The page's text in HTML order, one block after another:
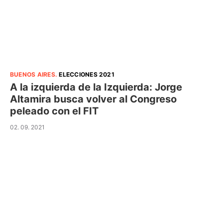
BUENOS AIRES.ELECCIONES 2021
A la izquierda de la Izquierda: Jorge
Altamira busca volver al Congreso
peleado con el FIT
02. 09. 2021